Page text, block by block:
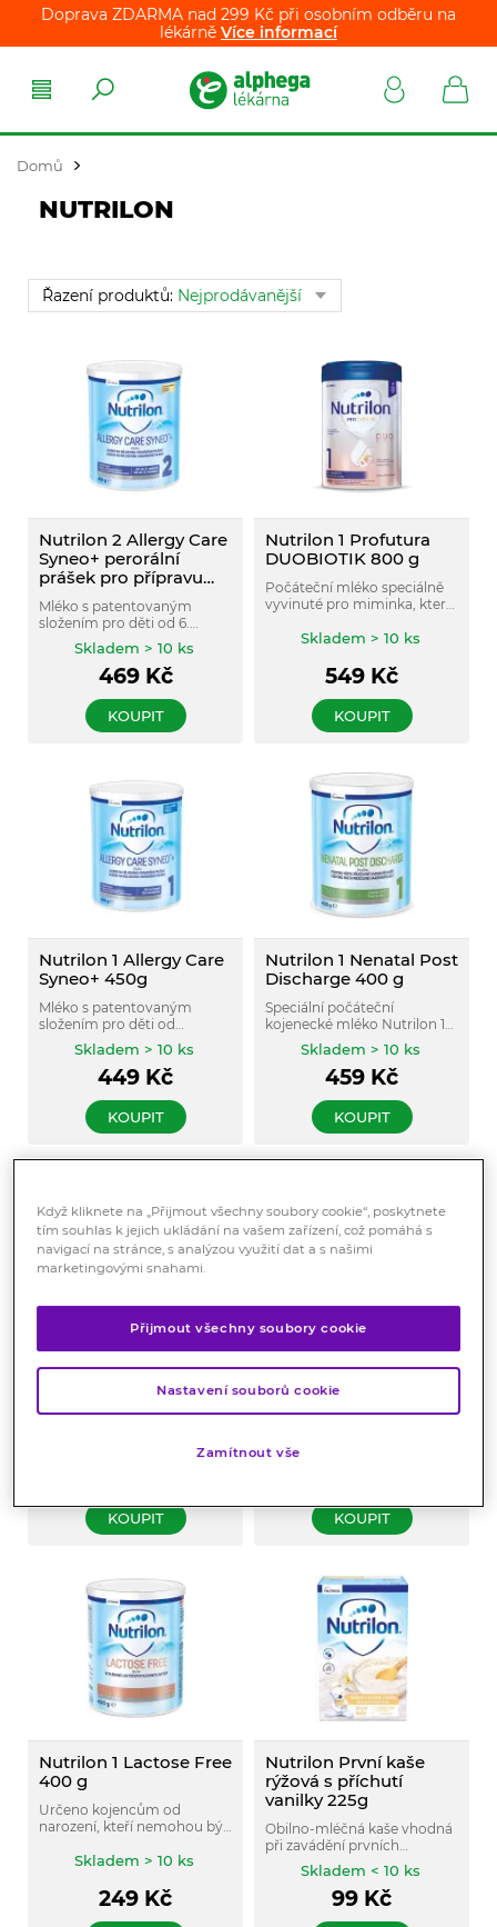
Doprava ZDARMA nad 299 Kč při osobním odběru na
lékárně Více informací
Domů
NUTRILON
Řazení produktů: Nejprodávanější
Nutrilon 2 Allergy Care
Syneo+ perorální
prášek pro přípravu
roztoku 1 x 450g
Mléko s patentovaným
složením pro děti od 6.
ukončeného měsíce věku
určené k užívání při alergii na
bílkovinu kravského mléka.
Skladem > 10 ks
469Kč
KOUPIT
Nutrilon 1 Profutura
DUOBIOTIK 800 g
Počáteční mléko speciálně
vyvinuté pro miminka, která
nemohou být kojena vůbec.
Vhodné pro kojence od
narození do šesti měsíců
Skladem > 10 ks
549 Kč
KOUPIT
Nutrilon 1 Allergy Care
Syneo+ 450g
Mléko s patentovaným
složením pro děti od
narození určené k užívání při
alergii na bílkovinu
kravského mléka.
Skladem > 10 ks
449 Kč
KOUPIT
Nutrilon 1 Nenatal Post
Discharge 400 g
Speciální počáteční
kojenecké mléko Nutrilon 1
Nenatal Post Discharge je
určené k dietnímu postupu
při výživě předčasně
propuštění z nemocnice do
dosažení růstu
Skladem > 10 ks
459 Kč
KOUPIT
Přípravek pro děti, které
KOUPIT KOUPIT
Nutrilon 1 Lactose Free
400 g
Určeno kojencům od
narození, kteří nemohou být
laktózy.Skladem > 10 ks
249 Kč
Nutrilon První kaše
rýžová s příchutí
vanilky 225g
Obilno-mléčná kaše vhodná
při zavádění prvních
příkrmů.Skladem < 10 ks
99 Kč
Když kliknete na „Přijmout všechny soubory cookie“, poskytnete
tím souhlas k jejich ukládání na vašem zařízení, což pomáhá s
navigací na stránce, s analýzou využití dat a s našimi
marketingovými snahami.
Přijmout všechny soubory cookie
Nastavení souborů cookie
Zamítnout vše